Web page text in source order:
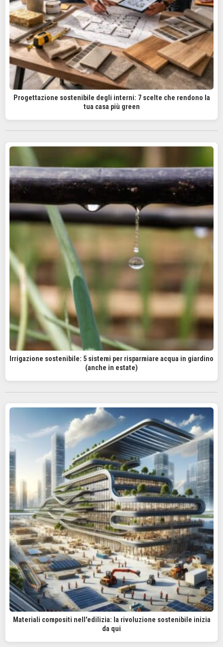
Progettazione sostenibile degli interni: 7 scelte che rendono la
tua casa più green
Irrigazione sostenibile: 5 sistemi per risparmiare acqua in giardino
(anche in estate)
Materiali compositi nell'edilizia: la rivoluzione sostenibile inizia
da qui